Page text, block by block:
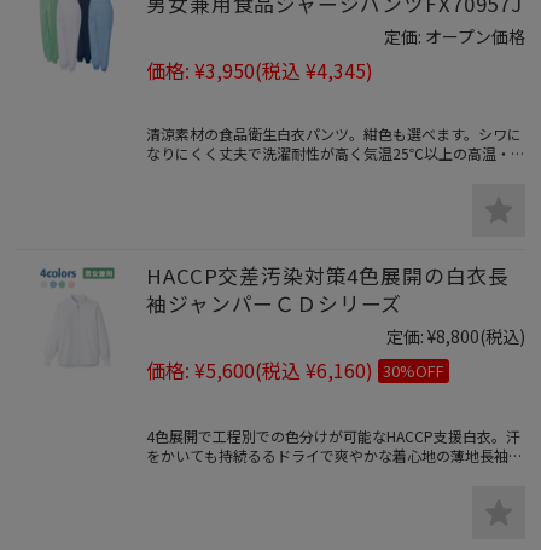
定価: オープン価格
価格: ¥3,950(税込 ¥4,345)
清涼素材の食品衛生白衣パンツ。紺色も選べます。シワに
なりにくく丈夫で洗濯耐性が高く気温25℃以上の高温・
HACCP交差汚染対策4色展開の白衣長
袖ジャンパーＣＤシリーズ
定価: ¥8,800(税込)
価格: ¥5,600(税込 ¥6,160) 30%OFF
4色展開で工程別での色分けが可能なHACCP支援白衣。汗
をかいても持続るるドライで爽やかな着心地の薄地長袖ジ